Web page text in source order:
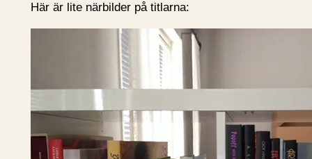
Här är lite närbilder på titlarna: